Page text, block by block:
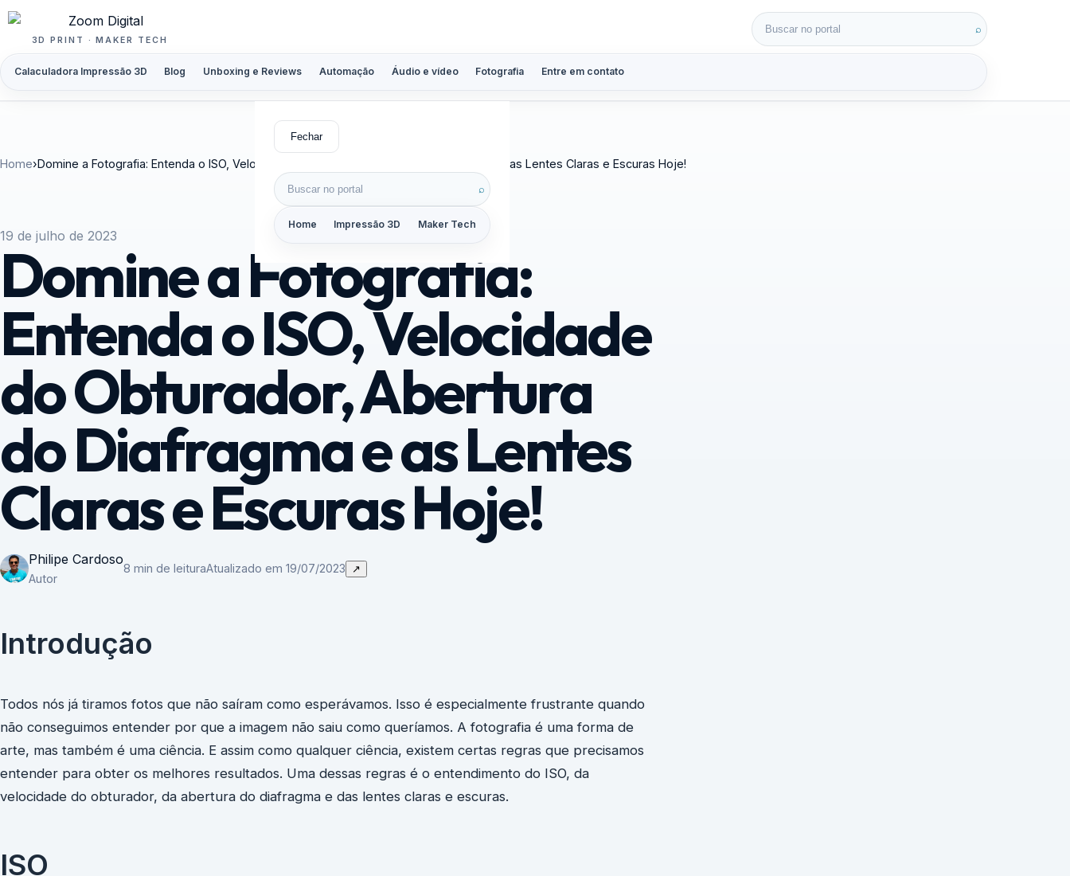
Pular para o conteúdo
3D PRINT · MAKER TECH
Calaculadora Impressão 3D Blog Unboxing e Reviews Automação Áudio e vídeo Fotografia Entre em contato
Buscar por: ⌕
Fechar
Buscar por: ⌕
Home Impressão 3D Maker Tech
Home›Domine a Fotografia: Entenda o ISO, Velocidade do Obturador, Abertura do Diafragma e as Lentes Claras e Escuras Hoje!
19 de julho de 2023
Domine a Fotografia:
Entenda o ISO, Velocidade
do Obturador, Abertura
do Diafragma e as Lentes
Claras e Escuras Hoje!
Philipe Cardoso
Autor
8 min de leituraAtualizado em 19/07/2023 ↗
Introdução
Todos nós já tiramos fotos que não saíram como esperávamos. Isso é especialmente frustrante quando
não conseguimos entender por que a imagem não saiu como queríamos. A fotografia é uma forma de
arte, mas também é uma ciência. E assim como qualquer ciência, existem certas regras que precisamos
entender para obter os melhores resultados. Uma dessas regras é o entendimento do ISO, da
velocidade do obturador, da abertura do diafragma e das lentes claras e escuras.
ISO